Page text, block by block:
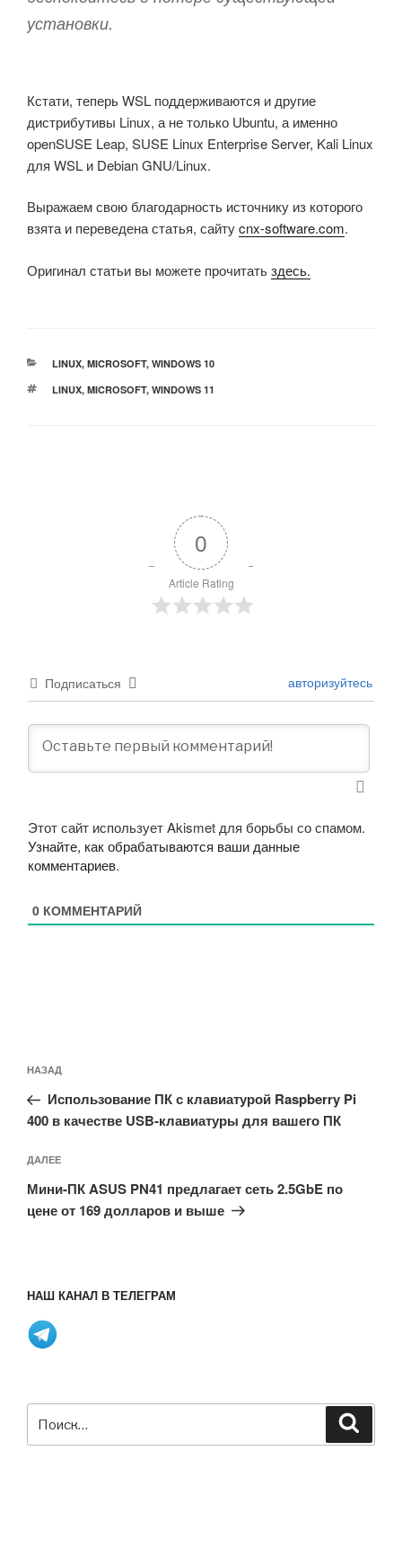
установки.
Кстати, теперь WSL поддерживаются и другие
дистрибутивы Linux, а не только Ubuntu, а именно
openSUSE Leap, SUSE Linux Enterprise Server, Kali Linux
для WSL и Debian GNU/Linux.
Выражаем свою благодарность источнику из которого
взята и переведена статья, сайтуcnx-software.com.
Оригинал статьи вы можете прочитатьздесь.
РУБРИКИ
LINUX, MICROSOFT, WINDOWS 10
МЕТКИ
LINUX, MICROSOFT, WINDOWS 11
0
Article Rating
Подписаться авторизуйтесь
Этот сайт использует Akismet для борьбы со спамом.
Узнайте, как обрабатываются ваши данные
комментариев.
0 КОММЕНТАРИЙ
по
записям
Предыдущая
запись:
НАЗАД
Использование ПК с клавиатурой Raspberry Pi
400 в качестве USB-клавиатуры для вашего ПК
Следующая
запись
ДАЛЕЕ
Мини-ПК ASUS PN41 предлагает сеть 2.5GbE по
цене от 169 долларов и выше
НАШ КАНАЛ В ТЕЛЕГРАМ